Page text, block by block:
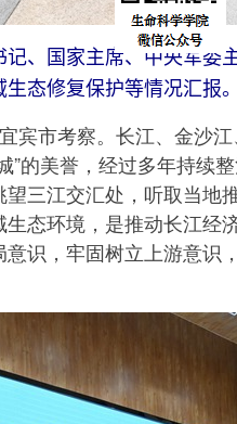
、国家主席、中央军委
态修复保护等情况汇报
市考察。长江、金沙江
”的美誉，经过多年持续
三江交汇处，听取当
态环境，是推动长江
识，牢固树立上游意